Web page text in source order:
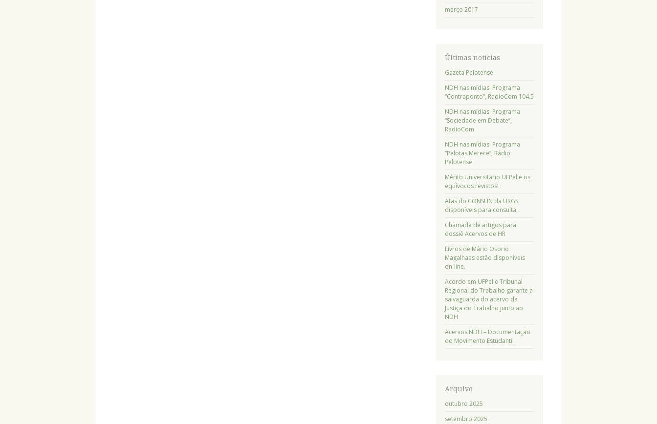
março 2017
Últimas notícias
Gazeta Pelotense
NDH nas mídias. Programa
“Contraponto”, RadioCom 104.5
NDH nas mídias. Programa
“Sociedade em Debate”,
RadioCom
NDH nas mídias. Programa
“Pelotas Merece”, Rádio
Pelotense
Mérito Universitário UFPel e os
equívocos revistos!
Atas do CONSUN da URGS
disponíveis para consulta.
Chamada de artigos para
dossiê Acervos de HR
Livros de Mário Osorio
Magalhaes estão disponíveis
on-line.
Acordo em UFPel e Tribunal
Regional do Trabalho garante a
salvaguarda do acervo da
Justiça do Trabalho junto ao
NDH
Acervos NDH – Documentação
do Movimento Estudantil
Arquivo
outubro 2025
setembro 2025